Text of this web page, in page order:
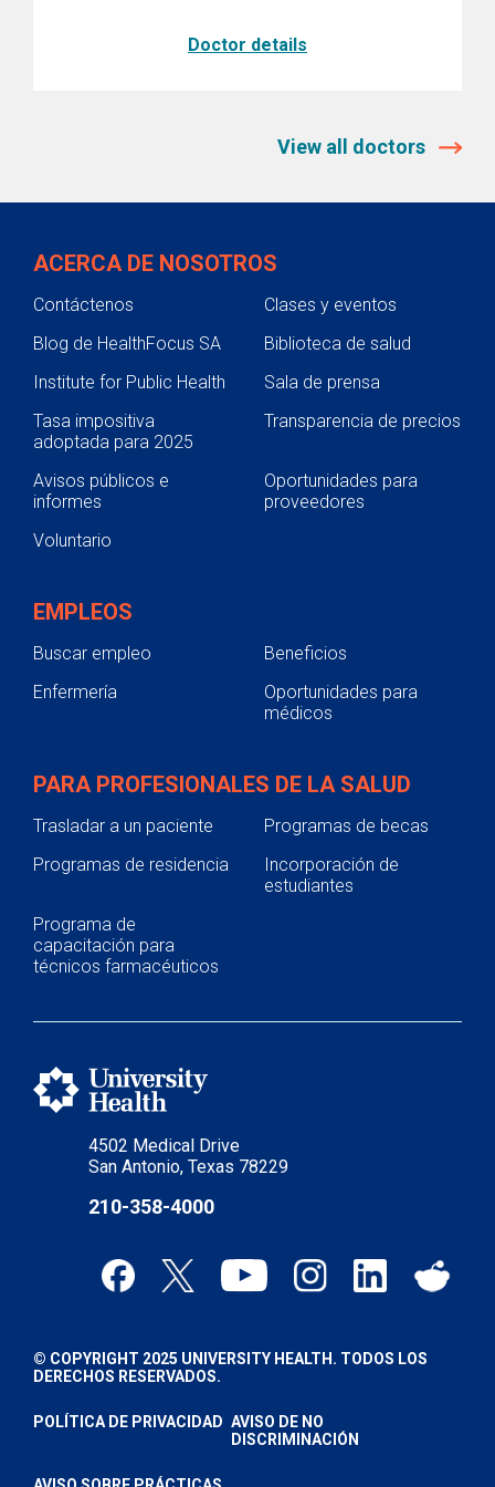
Doctor details
View all doctors
4502 Medical Drive
San Antonio, Texas 78229
210-358-4000
ACERCA DE NOSOTROS
Contáctenos
Clases y eventos
Blog de HealthFocus SA
Biblioteca de salud
Institute for Public Health
Sala de prensa
Tasa impositiva
adoptada para 2025
Transparencia de precios
Avisos públicos e
informes
Oportunidades para
proveedores
Voluntario
EMPLEOS
Buscar empleo
Beneficios
Enfermería
Oportunidades para
médicos
PARA PROFESIONALES DE LA SALUD
Trasladar a un paciente
Programas de becas
Programas de residencia
Incorporación de
estudiantes
Programa de
capacitación para
técnicos farmacéuticos
© COPYRIGHT 2025 UNIVERSITY HEALTH. TODOS LOS
DERECHOS RESERVADOS.
POLÍTICA DE PRIVACIDAD AVISO DE NO
DISCRIMINACIÓN